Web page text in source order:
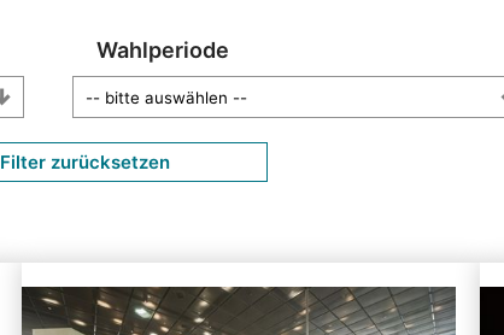
Wahlperiode
Filter zurücksetzen